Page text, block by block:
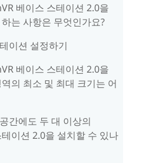
베이스 스테이션 2.0을
는 사항은 무엇인가요?
이션 설정하기
베이스 스테이션 2.0을
의 최소 및 최대 크기는 어
간에도 두 대 이상의
이션 2.0을 설치할 수 있나